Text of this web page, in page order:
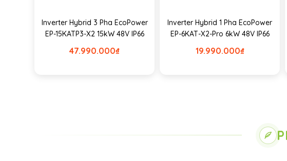
Inverter Hybrid 3 Pha EcoPower
EP-15KATP3-X2 15kW 48V IP66
₫
47.990.000
Inverter Hybrid 1 Pha EcoPower
EP-6KAT-X2-Pro 6kW 48V IP66
₫
19.990.000